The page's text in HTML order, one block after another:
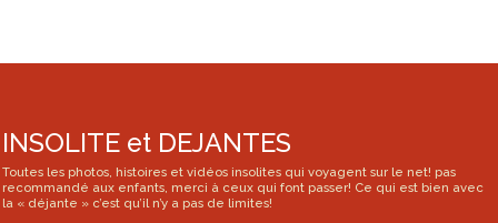
INSOLITE et DEJANTES
Toutes les photos, histoires et vidéos insolites qui voyagent sur le net! pas
recommandé aux enfants, merci à ceux qui font passer! Ce qui est bien avec
la « déjante » c’est qu’il n’y a pas de limites!